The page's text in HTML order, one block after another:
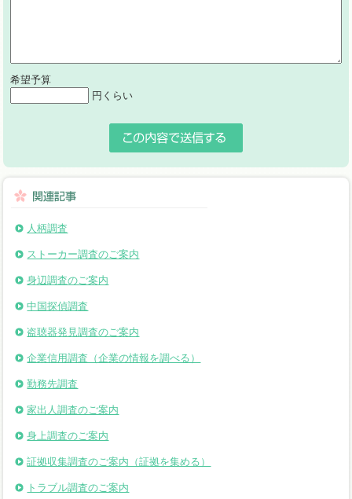
希望予算
円くらい
人柄調査
ストーカー調査のご案内
身辺調査のご案内
中国探偵調査
盗聴器発見調査のご案内
企業信用調査（企業の情報を調べる）
勤務先調査
家出人調査のご案内
身上調査のご案内
証拠収集調査のご案内（証拠を集める）
トラブル調査のご案内